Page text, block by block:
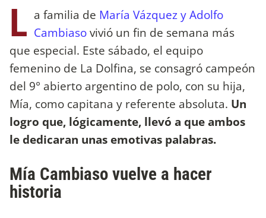
L a familia de María Vázquez y Adolfo
Cambiasovivió un fin de semana más
que especial. Este sábado, el equipo
femenino de La Dolfina, se consagró campeón
del 9° abierto argentino de polo, con su hija,
Mía, como capitana y referente absoluta. Un
logro que, lógicamente, llevó a que ambos
le dedicaran unas emotivas palabras.
Mía Cambiaso vuelve a hacer
historia